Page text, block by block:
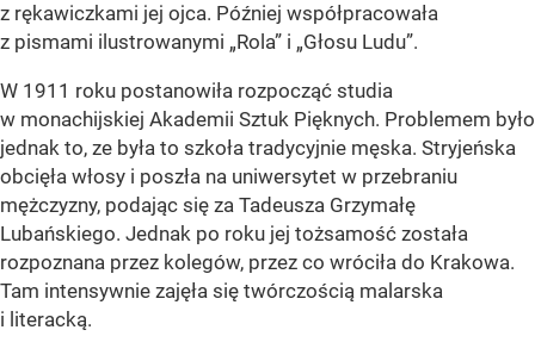
z rękawiczkami jej ojca. Później współpracowała
z pismami ilustrowanymi „Rola” i „Głosu Ludu”.
W 1911 roku postanowiła rozpocząć studia
w monachijskiej Akademii Sztuk Pięknych. Problemem było
jednak to, ze była to szkoła tradycyjnie męska. Stryjeńska
obcięła włosy i poszła na uniwersytet w przebraniu
mężczyzny, podając się za Tadeusza Grzymałę
Lubańskiego. Jednak po roku jej tożsamość została
rozpoznana przez kolegów, przez co wróciła do Krakowa.
Tam intensywnie zajęła się twórczością malarska
i literacką.